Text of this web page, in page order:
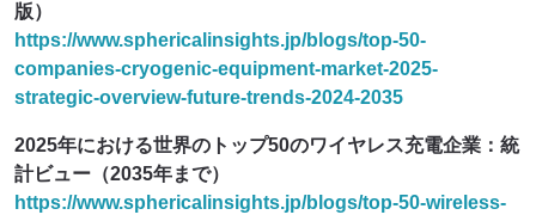
版）
https://www.sphericalinsights.jp/blogs/top-50-
companies-cryogenic-equipment-market-2025-
strategic-overview-future-trends-2024-2035
2025年における世界のトップ50のワイヤレス充電企業：統
計ビュー（2035年まで）
https://www.sphericalinsights.jp/blogs/top-50-wireless-